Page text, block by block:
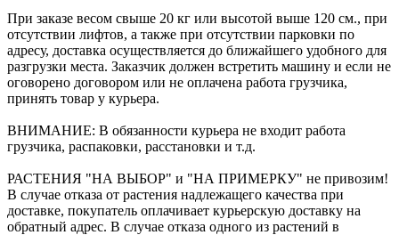
При заказе весом свыше 20 кг или высотой выше 120 см., при
отсутствии лифтов, а также при отсутствии парковки по
адресу, доставка осуществляется до ближайшего удобного для
разгрузки места. Заказчик должен встретить машину и если не
оговорено договором или не оплачена работа грузчика,
принять товар у курьера.
ВНИМАНИЕ: В обязанности курьера не входит работа
грузчика, распаковки, расстановки и т.д.
РАСТЕНИЯ "НА ВЫБОР" и "НА ПРИМЕРКУ" не привозим!
В случае отказа от растения надлежащего качества при
доставке, покупатель оплачивает курьерскую доставку на
обратный адрес. В случае отказа одного из растений в